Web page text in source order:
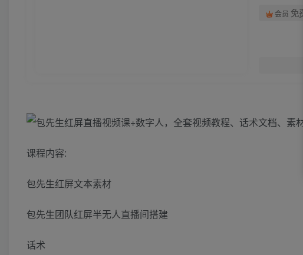
会员 免
课程内容:
包先生红屏文本素材
包先生团队红屏半无人直播间搭建
话术